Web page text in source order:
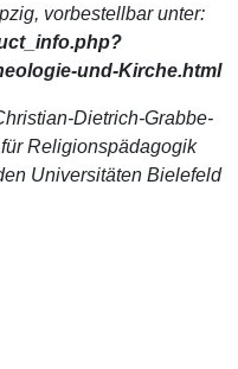
vorbestellbar unter:
und-Kirche.html
Dietrich-Grabbe-
Religionspädagogik
Universitäten Bielefeld